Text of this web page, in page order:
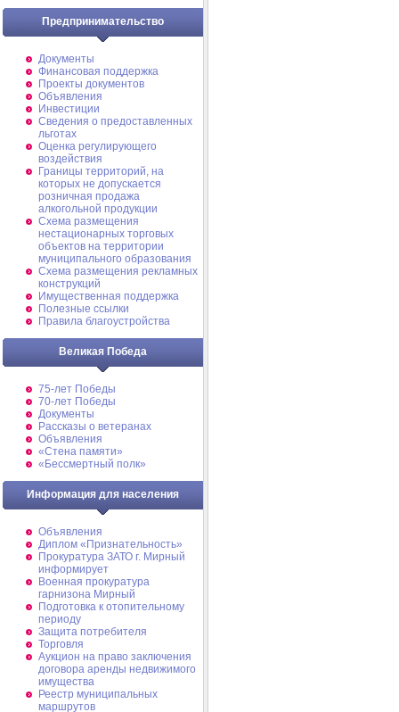
Предпринимательство
Документы
Финансовая поддержка
Проекты документов
Объявления
Инвестиции
Сведения о предоставленных
льготах
Оценка регулирующего
воздействия
Границы территорий, на
которых не допускается
розничная продажа
алкогольной продукции
Схема размещения
нестационарных торговых
объектов на территории
муниципального образования
Схема размещения рекламных
конструкций
Имущественная поддержка
Полезные ссылки
Правила благоустройства
Великая Победа
75-лет Победы
70-лет Победы
Документы
Рассказы о ветеранах
Объявления
«Стена памяти»
«Бессмертный полк»
Информация для населения
Объявления
Диплом «Признательность»
Прокуратура ЗАТО г. Мирный
информирует
Военная прокуратура
гарнизона Мирный
Подготовка к отопительному
периоду
Защита потребителя
Торговля
Аукцион на право заключения
договора аренды недвижимого
имущества
Реестр муниципальных
маршрутов